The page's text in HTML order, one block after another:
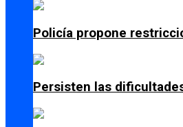
Policía propone
Persisten las